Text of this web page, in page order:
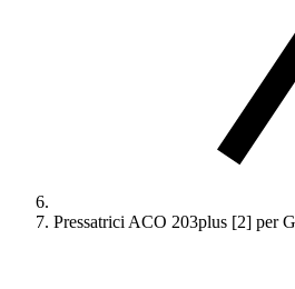
Pressatrici ACO 203plus [2] per